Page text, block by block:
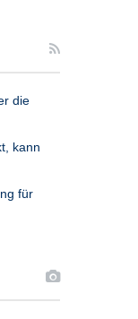
die
kann
für